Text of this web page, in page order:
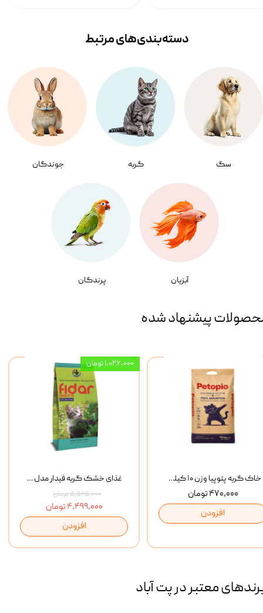
سگ گربه جوندگان
آبزیان پرندگان
دسته‌بندی‌‌های مرتبط
پیشنهاد شده
غذای خشک گربه فیدار مدل Adult وزن 10 کیلوگرم
۵,۵۲۵,۰۰۰ تومان
۴,۴۹۹,۰۰۰ تومان
افزودن
۱,۰۲۶,۰۰۰ تومان
خاک گربه پتوپیا وزن ۱۰ کیلوگرم
۴۷۰,۰۰۰ تومان
افزودن
معتبر در پت آباد